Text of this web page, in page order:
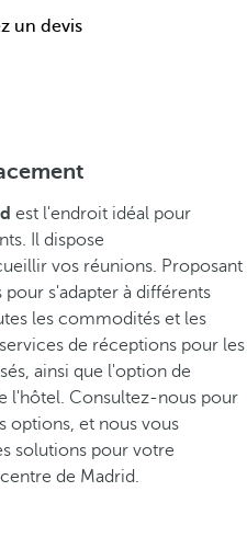
un devis
est l'endroit idéal pour
Il dispose
vos réunions. Proposant
s'adapter à différents
les commodités et les
de réceptions pour les
ainsi que l'option de
l'hôtel. Consultez-nous pour
options, et nous vous
solutions pour votre
de Madrid.